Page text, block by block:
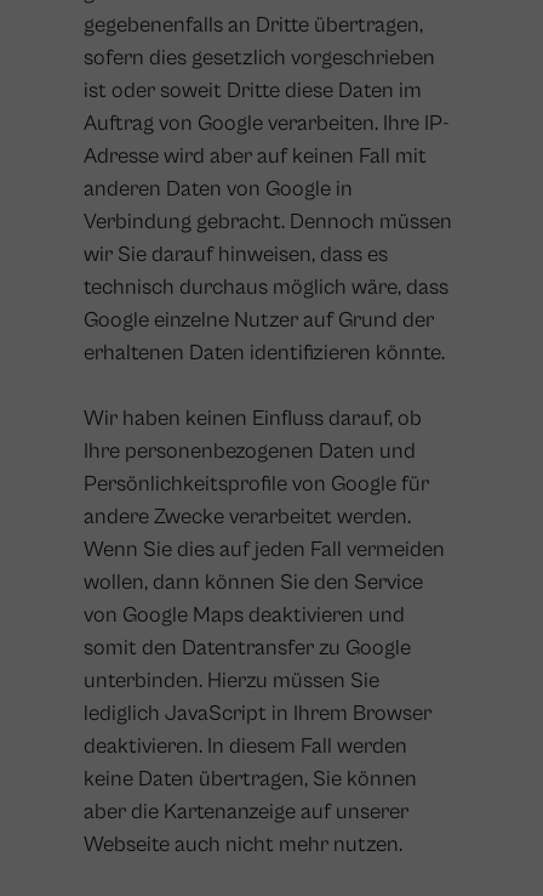
gegebenenfalls an Dritte übertragen,
sofern dies gesetzlich vorgeschrieben
ist oder soweit Dritte diese Daten im
Auftrag von Google verarbeiten. Ihre IP-
Adresse wird aber auf keinen Fall mit
anderen Daten von Google in
Verbindung gebracht. Dennoch müssen
wir Sie darauf hinweisen, dass es
technisch durchaus möglich wäre, dass
Google einzelne Nutzer auf Grund der
erhaltenen Daten identifizieren könnte.
Wir haben keinen Einfluss darauf, ob
Ihre personenbezogenen Daten und
Persönlichkeitsprofile von Google für
andere Zwecke verarbeitet werden.
Wenn Sie dies auf jeden Fall vermeiden
wollen, dann können Sie den Service
von Google Maps deaktivieren und
somit den Datentransfer zu Google
unterbinden. Hierzu müssen Sie
lediglich JavaScript in Ihrem Browser
deaktivieren. In diesem Fall werden
keine Daten übertragen, Sie können
aber die Kartenanzeige auf unserer
Webseite auch nicht mehr nutzen.